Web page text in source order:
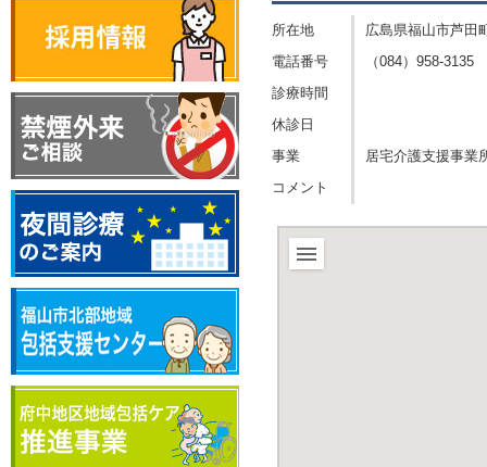
所在地 広島県福山市芦田
電話番号 （084）958-3135
診療時間
休診日
事業 居宅介護支援事業
コメント